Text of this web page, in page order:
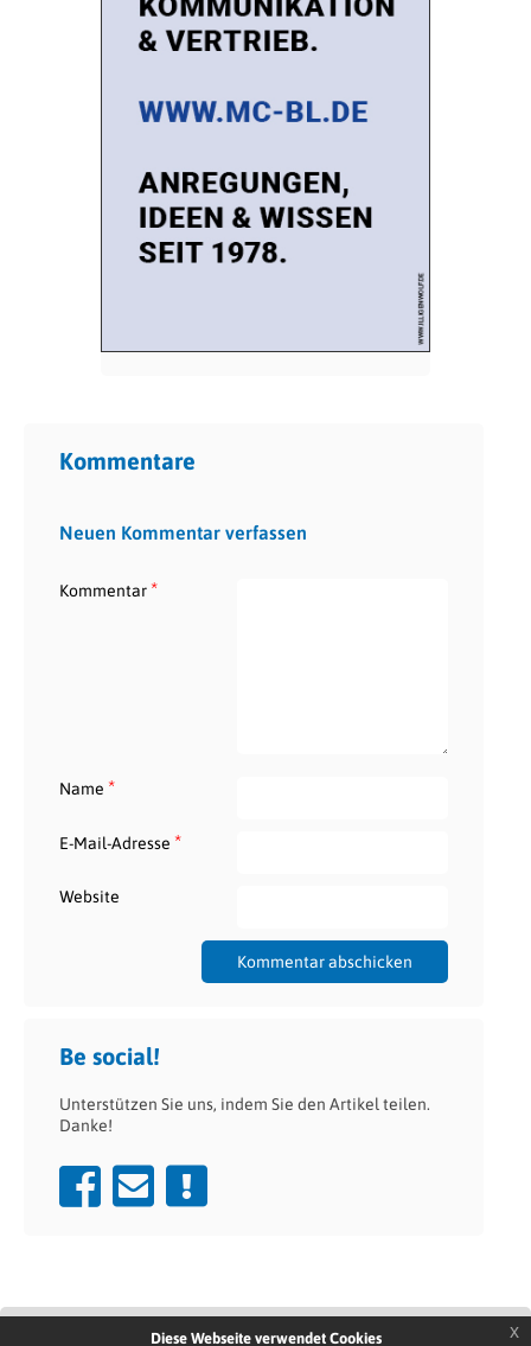
Kommentare
Neuen Kommentar verfassen
Kommentar*
Name *
E-Mail-Adresse *
Website
Be social!
Unterstützen Sie uns, indem Sie den Artikel teilen.
Danke!
Diese Webseite verwendet Cookies x